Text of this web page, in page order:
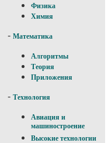
Физика
Химия
- Математика
Алгоритмы
Теория
Приложения
- Технология
Авиация и
машиностроение
Высокие технологии